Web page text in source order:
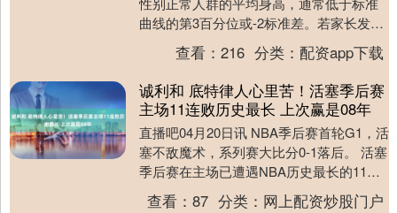
曲线的第3百分位或-2标准差。若家长发现
以下四种情况，可能是生长发育异常的征
兆，需及时就....
查看：216 分类：配资app下载
诚利和 底特律人心里苦！活塞季后赛
主场11连败历史最长 上次赢是08年
直播吧04月20日讯 NBA季后赛首轮G1，活
塞不敌魔术，系列赛大比分0-1落后。 活塞
季后赛在主场已遭遇NBA历史最长的11连
败。 上次活塞季后赛主场赢球是2....
查看：87 分类： 网上配资炒股门户